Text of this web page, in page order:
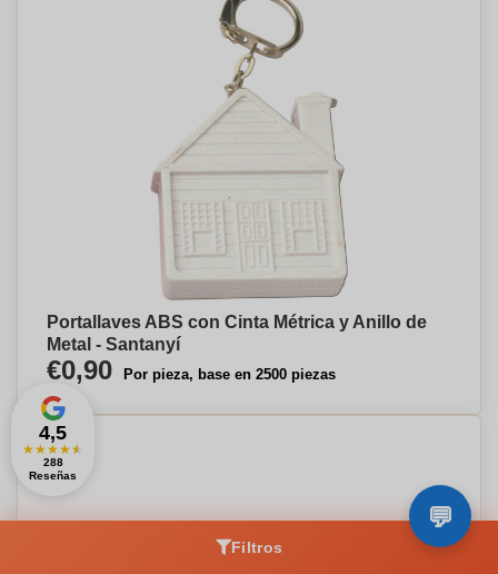
Portallaves ABS con Cinta Métrica y Anillo de
Metal - Santanyí
€0,90 Por pieza, base en 2500 piezas
Filtros
4,5
★★★★★
288
Reseñas